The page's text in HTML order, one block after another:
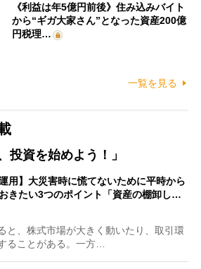
《利益は年5億円前後》住み込みバイト
から“ギガ大家さん”となった資産200億
円税理…
一覧を見る
投資を始めよう！」
運用】大災害時に慌てないために平時から
きたい3つのポイント「資産の棚卸し…
、株式市場が大きく動いたり、取引環
ることがある。一方…